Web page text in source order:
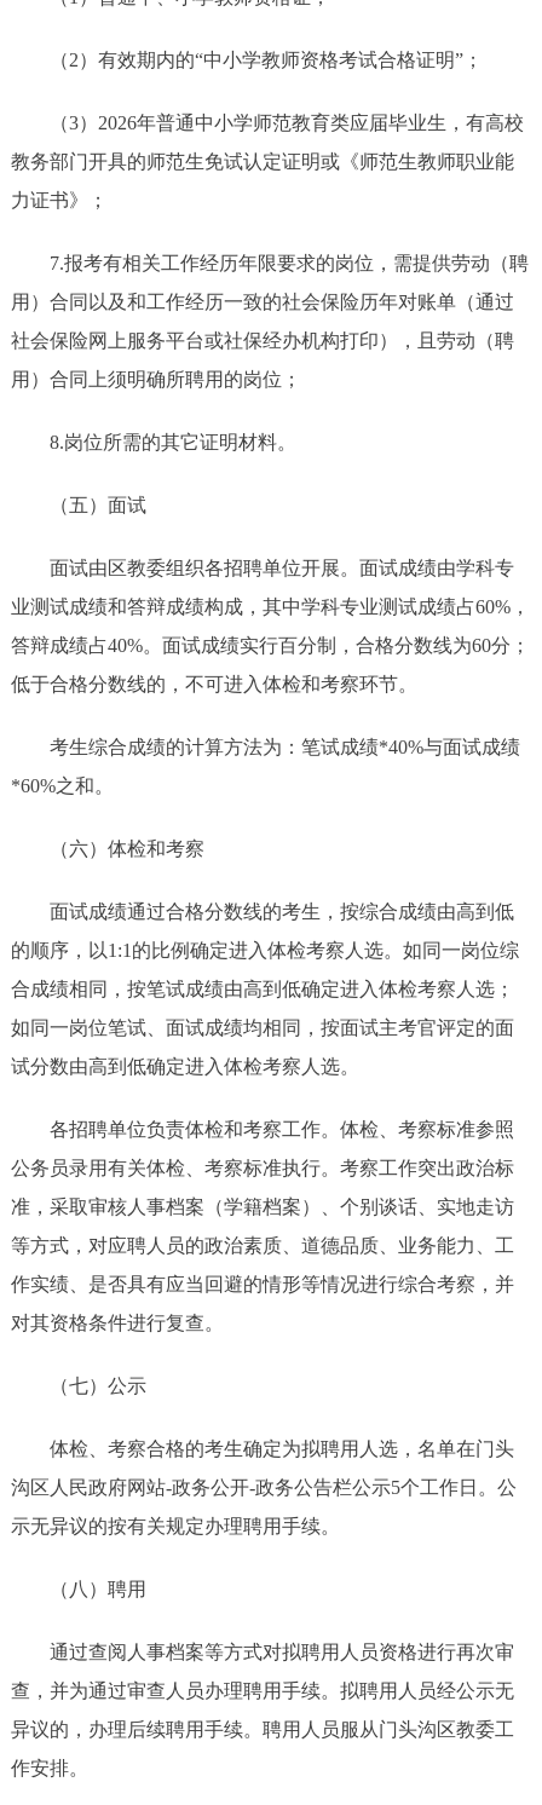
（2）有效期内的“中小学教师资格考试合格证明”；
（3）2026年普通中小学师范教育类应届毕业生，有高校
教务部门开具的师范生免试认定证明或《师范生教师职业能
力证书》；
7.报考有相关工作经历年限要求的岗位，需提供劳动（聘
用）合同以及和工作经历一致的社会保险历年对账单（通过
社会保险网上服务平台或社保经办机构打印），且劳动（聘
用）合同上须明确所聘用的岗位；
8.岗位所需的其它证明材料。
（五）面试
面试由区教委组织各招聘单位开展。面试成绩由学科专
业测试成绩和答辩成绩构成，其中学科专业测试成绩占60%，
答辩成绩占40%。面试成绩实行百分制，合格分数线为60分；
低于合格分数线的，不可进入体检和考察环节。
考生综合成绩的计算方法为：笔试成绩*40%与面试成绩
*60%之和。
（六）体检和考察
面试成绩通过合格分数线的考生，按综合成绩由高到低
的顺序，以1:1的比例确定进入体检考察人选。如同一岗位综
合成绩相同，按笔试成绩由高到低确定进入体检考察人选；
如同一岗位笔试、面试成绩均相同，按面试主考官评定的面
试分数由高到低确定进入体检考察人选。
各招聘单位负责体检和考察工作。体检、考察标准参照
公务员录用有关体检、考察标准执行。考察工作突出政治标
准，采取审核人事档案（学籍档案）、个别谈话、实地走访
等方式，对应聘人员的政治素质、道德品质、业务能力、工
作实绩、是否具有应当回避的情形等情况进行综合考察，并
对其资格条件进行复查。
（七）公示
体检、考察合格的考生确定为拟聘用人选，名单在门头
沟区人民政府网站-政务公开-政务公告栏公示5个工作日。公
示无异议的按有关规定办理聘用手续。
（八）聘用
通过查阅人事档案等方式对拟聘用人员资格进行再次审
查，并为通过审查人员办理聘用手续。拟聘用人员经公示无
异议的，办理后续聘用手续。聘用人员服从门头沟区教委工
作安排。